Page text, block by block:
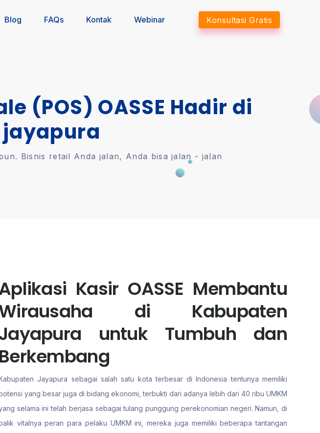
Blog FAQs Kontak Webinar Konsultasi Gratis
(POS) OASSE Hadir di
Bisnis retail Anda jalan, Anda bisa jalan - jalan
Kasir OASSE Membantu
di Kabupaten
untuk Tumbuh dan
Berkembang
Jayapura sebagai salah satu kota terbesar di Indonesia tentunya memiliki
yang besar juga di bidang ekonomi, terbukti dari adanya lebih dari 40 ribu UMKM
selama ini telah berjasa sebagai tulang punggung perekonomian negeri. Namun, di
vitalnya peran para pelaku UMKM ini, mereka juga memiliki beberapa tantangan